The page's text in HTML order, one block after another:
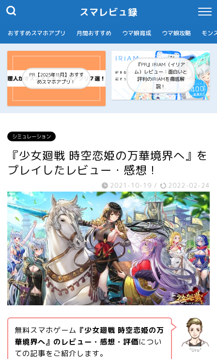
スマレビュ録
おすすめスマホアプリ 月間おすすめ ウマ娘育成 ウマ娘攻略 モン
PR【2025年11月】おすす
めスマホアプリ！
『PR』IRIAM（イリア
ム）レビュー：面白いと
評判のIRIAMを徹底解
説！
シミュレーション
『少女廻戦 時空恋姫の万華境界へ』を
プレイしたレビュー・感想！
2021-10-19 / 2022-02-24
“Uru”
無料スマホゲーム 『少女廻戦 時空恋姫の万
華境界へ』のレビュー・感想・評価につい
ての記事をご紹介します。